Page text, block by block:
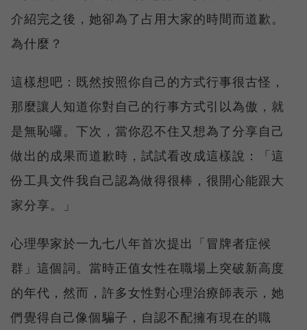
介紹完之後，她卻為了占用大家的時間而道歉。
為什麼？
這樣想吧：既然按照你自己的方式行事很古怪，
那麼讓人知道你對自己的行事方式引以為傲，就
是無恥囉。下次，當你忍不住又想為了分享自己
做出的成果而道歉時，試試看改成這樣說：「這
份工具文件我自己認為做得很棒，很開心能跟大
家分享。」
心理學家於一九七八年首次提出「冒牌者症候
群」這個詞。當時正值女性在職場上突破新高度
的年代，然而，許多女性對心理治療師表示，她
們覺得自己像個騙子，自認不配擁有現在的職